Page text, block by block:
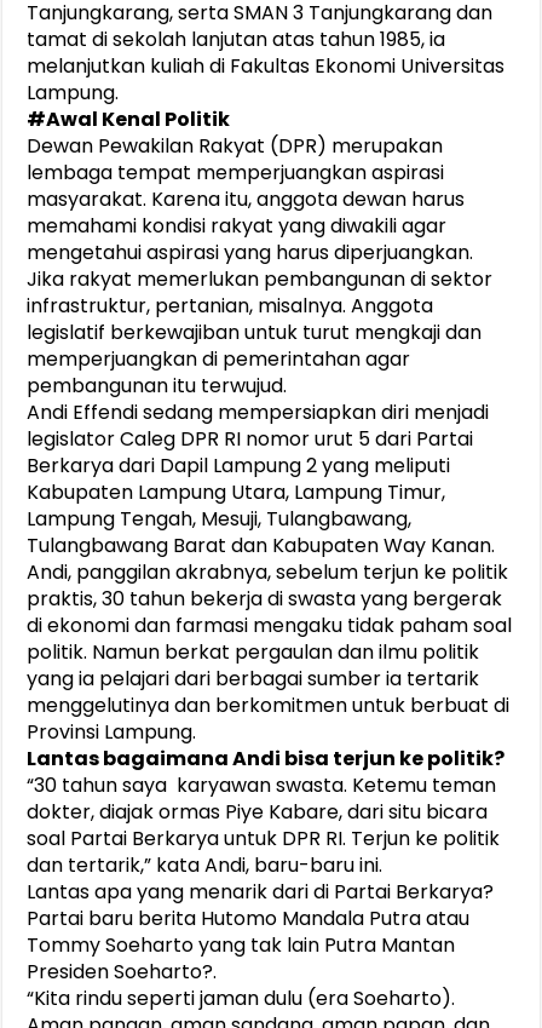
Tanjungkarang, serta SMAN 3 Tanjungkarang dan
tamat di sekolah lanjutan atas tahun 1985, ia
melanjutkan kuliah di Fakultas Ekonomi Universitas
Lampung.
#Awal Kenal Politik
Dewan Pewakilan Rakyat (DPR) merupakan
lembaga tempat memperjuangkan aspirasi
masyarakat. Karena itu, anggota dewan harus
memahami kondisi rakyat yang diwakili agar
mengetahui aspirasi yang harus diperjuangkan.
Jika rakyat memerlukan pembangunan di sektor
infrastruktur, pertanian, misalnya. Anggota
legislatif berkewajiban untuk turut mengkaji dan
memperjuangkan di pemerintahan agar
pembangunan itu terwujud.
Andi Effendi sedang mempersiapkan diri menjadi
legislator Caleg DPR RI nomor urut 5 dari Partai
Berkarya dari Dapil Lampung 2 yang meliputi
Kabupaten Lampung Utara, Lampung Timur,
Lampung Tengah, Mesuji, Tulangbawang,
Tulangbawang Barat dan Kabupaten Way Kanan.
Andi, panggilan akrabnya, sebelum terjun ke politik
praktis, 30 tahun bekerja di swasta yang bergerak
di ekonomi dan farmasi mengaku tidak paham soal
politik. Namun berkat pergaulan dan ilmu politik
yang ia pelajari dari berbagai sumber ia tertarik
menggelutinya dan berkomitmen untuk berbuat di
Provinsi Lampung.
Lantas bagaimana Andi bisa terjun ke politik?
“30 tahun saya karyawan swasta. Ketemu teman
dokter, diajak ormas Piye Kabare, dari situ bicara
soal Partai Berkarya untuk DPR RI. Terjun ke politik
dan tertarik,” kata Andi, baru-baru ini.
Lantas apa yang menarik dari di Partai Berkarya?
Partai baru berita Hutomo Mandala Putra atau
Tommy Soeharto yang tak lain Putra Mantan
Presiden Soeharto?.
“Kita rindu seperti jaman dulu (era Soeharto).